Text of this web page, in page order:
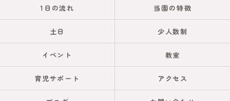
1日の流れ 当園の特徴
土日 少人数制
イベント 教室
育児サポート アクセス